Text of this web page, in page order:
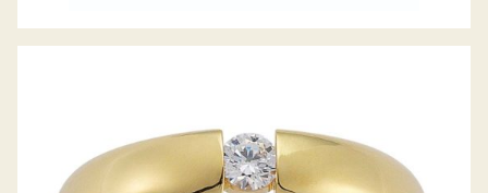
GERSTNER TRAURINGE